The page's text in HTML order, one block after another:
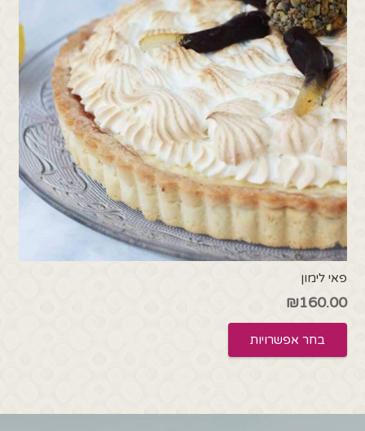
את
האפשרויות
בעמוד
המוצר
פאי לימון
₪160.00
בחר אפשרויות